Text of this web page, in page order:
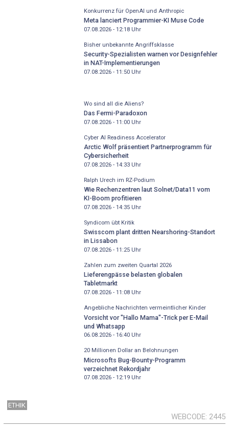
Konkurrenz für OpenAI und Anthropic
Meta lanciert Programmier-KI Muse Code
07.08.2026 - 12:18Uhr
Bisher unbekannte Angriffsklasse
Security-Spezialisten warnen vor Designfehler
in NAT-Implementierungen
07.08.2026 - 11:50Uhr
Wo sind all die Aliens?
Das Fermi-Paradoxon
07.08.2026 - 11:00Uhr
Cyber AI Readiness Accelerator
Arctic Wolf präsentiert Partnerprogramm für
Cybersicherheit
07.08.2026 - 14:33Uhr
Ralph Urech im RZ-Podium
Wie Rechenzentren laut Solnet/Data11 vom
KI-Boom profitieren
07.08.2026 - 14:35Uhr
Syndicom übt Kritik
Swisscom plant dritten Nearshoring-Standort
in Lissabon
07.08.2026 - 11:25Uhr
Zahlen zum zweiten Quartal 2026
Lieferengpässe belasten globalen
Tabletmarkt
07.08.2026 - 11:08Uhr
Angebliche Nachrichten vermeintlicher Kinder
Vorsicht vor "Hallo Mama"-Trick per E-Mail
und Whatsapp
06.08.2026 - 16:40Uhr
20 Millionen Dollar an Belohnungen
Microsofts Bug-Bounty-Programm
verzeichnet Rekordjahr
07.08.2026 - 12:19Uhr
ETHIK
WEBCODE 2445